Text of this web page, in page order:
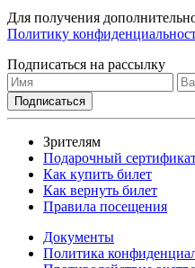
Для получения
Политику
Подписаться на рассылку
Зрителям
Подарочный
Как купить билет
Как вернуть билет
Правила посещения
Документы
Политика